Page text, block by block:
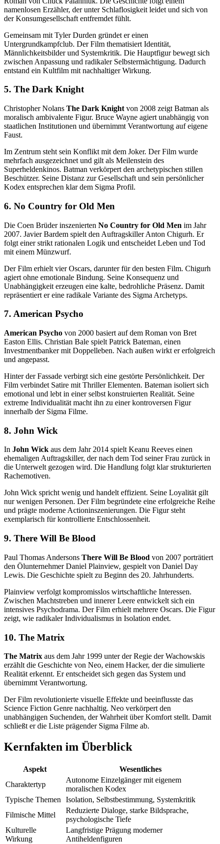
namenlosen Erzähler, der unter Schlaflosigkeit leidet und sich von
der Konsumgesellschaft entfremdet fühlt.
Gemeinsam mit Tyler Durden gründet er einen
Untergrundkampfclub. Der Film thematisiert Identität,
Männlichkeitsbilder und Systemkritik. Die Hauptfigur bewegt sich
zwischen Anpassung und radikaler Selbstermächtigung. Dadurch
entstand ein Kultfilm mit nachhaltiger Wirkung.
5. The Dark Knight
Christopher Nolans The Dark Knight von 2008 zeigt Batman als
moralisch ambivalente Figur. Bruce Wayne agiert unabhängig von
staatlichen Institutionen und übernimmt Verantwortung auf eigene
Faust.
Im Zentrum steht sein Konflikt mit dem Joker. Der Film wurde
mehrfach ausgezeichnet und gilt als Meilenstein des
Superheldenkinos. Batman verkörpert den archetypischen stillen
Beschützer. Seine Distanz zur Gesellschaft und sein persönlicher
Kodex entsprechen klar dem Sigma Profil.
6. No Country for Old Men
Die Coen Brüder inszenierten No Country for Old Men im Jahr
2007. Javier Bardem spielt den Auftragskiller Anton Chigurh. Er
folgt einer strikt rationalen Logik und entscheidet Leben und Tod
mit einem Münzwurf.
Der Film erhielt vier Oscars, darunter für den besten Film. Chigurh
agiert ohne emotionale Bindung. Seine Konsequenz und
Unabhängigkeit erzeugen eine kalte, bedrohliche Präsenz. Damit
repräsentiert er eine radikale Variante des Sigma Archetyps.
7. American Psycho
American Psycho von 2000 basiert auf dem Roman von Bret
Easton Ellis. Christian Bale spielt Patrick Bateman, einen
Investmentbanker mit Doppelleben. Nach außen wirkt er erfolgreich
und angepasst.
Hinter der Fassade verbirgt sich eine gestörte Persönlichkeit. Der
Film verbindet Satire mit Thriller Elementen. Bateman isoliert sich
emotional und lebt in einer selbst konstruierten Realität. Seine
extreme Individualität macht ihn zu einer kontroversen Figur
innerhalb der Sigma Filme.
8. John Wick
In John Wick aus dem Jahr 2014 spielt Keanu Reeves einen
ehemaligen Auftragskiller, der nach dem Tod seiner Frau zurück in
die Unterwelt gezogen wird. Die Handlung folgt klar strukturierten
Rachemotiven.
John Wick spricht wenig und handelt effizient. Seine Loyalität gilt
nur wenigen Personen. Der Film begründete eine erfolgreiche Reihe
und prägte moderne Actioninszenierungen. Die Figur steht
exemplarisch für kontrollierte Entschlossenheit.
9. There Will Be Blood
Paul Thomas Andersons There Will Be Blood von 2007 porträtiert
den Ölunternehmer Daniel Plainview, gespielt von Daniel Day
Lewis. Die Geschichte spielt zu Beginn des 20. Jahrhunderts.
Plainview verfolgt kompromisslos wirtschaftliche Interessen.
Zwischen Machtstreben und innerer Leere entwickelt sich ein
intensives Psychodrama. Der Film erhielt mehrere Oscars. Die Figur
zeigt, wie radikaler Individualismus in Isolation endet.
10. The Matrix
The Matrix aus dem Jahr 1999 unter der Regie der Wachowskis
erzählt die Geschichte von Neo, einem Hacker, der die simulierte
Realität erkennt. Er entscheidet sich gegen das System und
übernimmt Verantwortung.
Der Film revolutionierte visuelle Effekte und beeinflusste das
Science Fiction Genre nachhaltig. Neo verkörpert den
unabhängigen Suchenden, der Wahrheit über Komfort stellt. Damit
schließt er die Liste prägender Sigma Filme ab.
Kernfakten im Überblick
Aspekt
Wesentliches
Charaktertyp
Autonome Einzelgänger mit eigenem
moralischen Kodex
Typische Themen
Isolation, Selbstbestimmung, Systemkritik
Filmische Mittel
Reduzierte Dialoge, starke Bildsprache,
psychologische Tiefe
Kulturelle
Wirkung
Langfristige Prägung moderner
Antiheldenfiguren